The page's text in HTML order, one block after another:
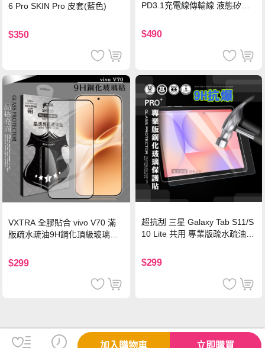
6 Pro SKIN Pro 皮套(藍色)
$350
PD3.1充電線傳輸線 液態矽膠
機/平板/筆電
$490
VXTRA 全膠貼合 vivo V70 滿
版疏水疏油9H鋼化頂級玻璃貼
$299
超抗刮 三星 Galaxy Tab S11/S
10 Lite 共用 專業版疏水疏油9
$299
加入購物車 立即購買